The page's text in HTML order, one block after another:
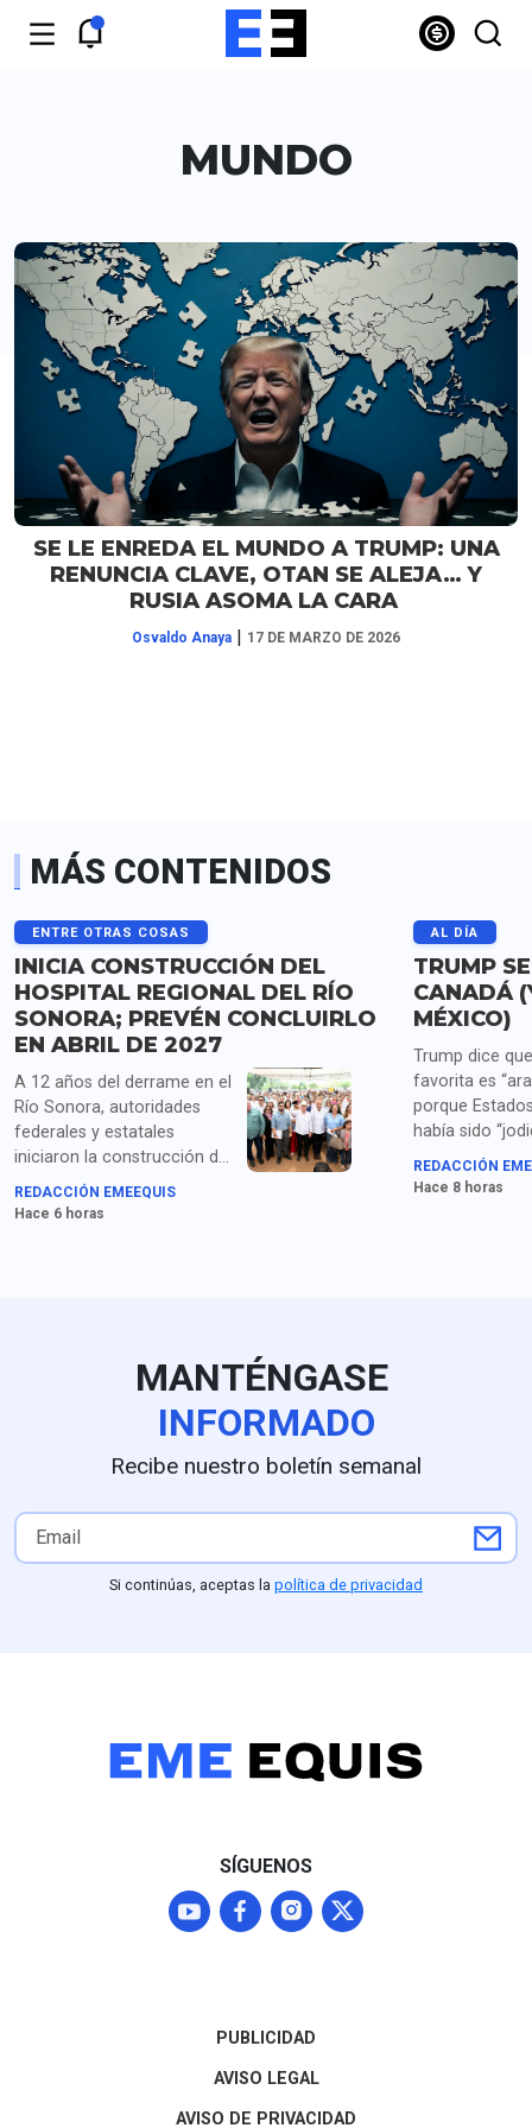
MUNDO
SE LE ENREDA EL MUNDO A TRUMP: UNA
RENUNCIA CLAVE, OTAN SE ALEJA… Y
RUSIA ASOMA LA CARA
Osvaldo Anaya | 17 DE MARZO DE 2026
MÁS CONTENIDOS
ENTRE OTRAS COSAS
INICIA CONSTRUCCIÓN DEL
HOSPITAL REGIONAL DEL RÍO
SONORA; PREVÉN CONCLUIRLO
EN ABRIL DE 2027
A 12 años del derrame en el
Río Sonora, autoridades
federales y estatales
iniciaron la construcción del
Hospital Regional en Ures,
con una inversión superior a
REDACCIÓN EMEEQUIS
Hace 6 horas
AL DÍA
TRUMP
CANADÁ
MÉXICO)
Trump dice
favorita es
porque
había sido
años por
Corea del Sur,
REDACCIÓN
Hace 8 horas
MANTÉNGASE
INFORMADO
Recibe nuestro boletín semanal
Si continúas, aceptas la política de privacidad
SÍGUENOS
PUBLICIDAD
AVISO LEGAL
AVISO DE PRIVACIDAD